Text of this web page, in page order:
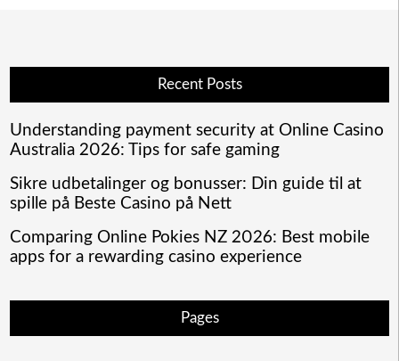
Recent Posts
Understanding payment security at Online Casino
Australia 2026: Tips for safe gaming
Sikre udbetalinger og bonusser: Din guide til at
spille på Beste Casino på Nett
Comparing Online Pokies NZ 2026: Best mobile
apps for a rewarding casino experience
Pages